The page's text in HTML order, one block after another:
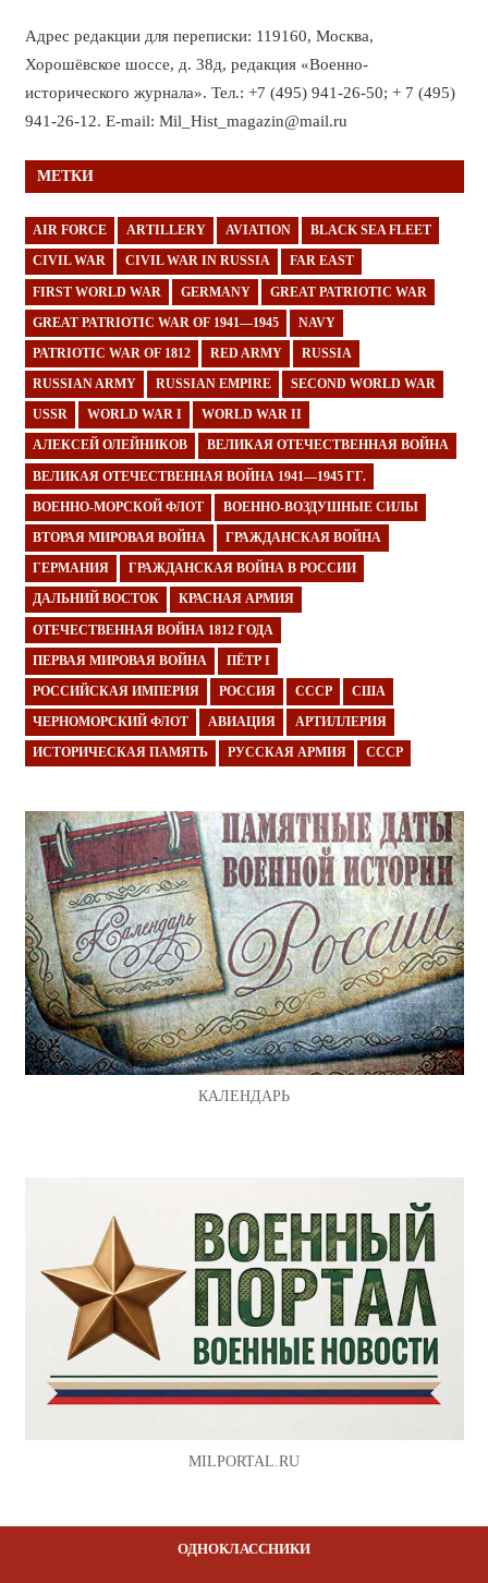
Адрес редакции для переписки: 119160, Москва,
Хорошёвское шоссе, д. 38д, редакция «Военно-
исторического журнала». Тел.: +7 (495) 941-26-50; + 7 (495)
941-26-12. E-mail: Mil_Hist_magazin@mail.ru
МЕТКИ
AIR FORCE ARTILLERY AVIATION BLACK SEA FLEET
CIVIL WAR CIVIL WAR IN RUSSIA FAR EAST
FIRST WORLD WAR GERMANY GREAT PATRIOTIC WAR
GREAT PATRIOTIC WAR OF 1941—1945 NAVY
PATRIOTIC WAR OF 1812 RED ARMY RUSSIA
RUSSIAN ARMY RUSSIAN EMPIRE SECOND WORLD WAR
USSR WORLD WAR I WORLD WAR II
АЛЕКСЕЙ ОЛЕЙНИКОВ ВЕЛИКАЯ ОТЕЧЕСТВЕННАЯ ВОЙНА
ВЕЛИКАЯ ОТЕЧЕСТВЕННАЯ ВОЙНА 1941—1945 ГГ.
ВОЕННО-МОРСКОЙ ФЛОТ ВОЕННО-ВОЗДУШНЫЕ СИЛЫ
ВТОРАЯ МИРОВАЯ ВОЙНА ГРАЖДАНСКАЯ ВОЙНА
ГЕРМАНИЯ ГРАЖДАНСКАЯ ВОЙНА В РОССИИ
ДАЛЬНИЙ ВОСТОК КРАСНАЯ АРМИЯ
ОТЕЧЕСТВЕННАЯ ВОЙНА 1812 ГОДА
ПЕРВАЯ МИРОВАЯ ВОЙНА ПЁТР I
РОССИЙСКАЯ ИМПЕРИЯ РОССИЯ СССР США
ЧЕРНОМОРСКИЙ ФЛОТ АВИАЦИЯ АРТИЛЛЕРИЯ
ИСТОРИЧЕСКАЯ ПАМЯТЬ РУССКАЯ АРМИЯ СССР
КАЛЕНДАРЬ
MILPORTAL.RU
ОДНОКЛАССНИКИ